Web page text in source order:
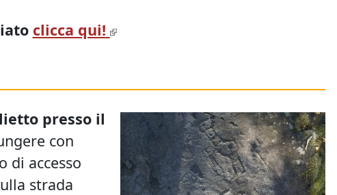
clicca qui!
presso il
con
di accesso
strada